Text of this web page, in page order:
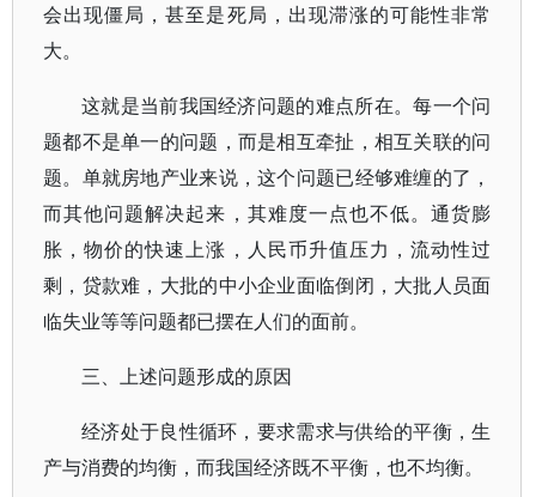
会出现僵局，甚至是死局，出现滞涨的可能性非常
大。
这就是当前我国经济问题的难点所在。每一个问
题都不是单一的问题，而是相互牵扯，相互关联的问
题。单就房地产业来说，这个问题已经够难缠的了，
而其他问题解决起来，其难度一点也不低。通货膨
胀，物价的快速上涨，人民币升值压力，流动性过
剩，贷款难，大批的中小企业面临倒闭，大批人员面
临失业等等问题都已摆在人们的面前。
三、上述问题形成的原因
经济处于良性循环，要求需求与供给的平衡，生
产与消费的均衡，而我国经济既不平衡，也不均衡。